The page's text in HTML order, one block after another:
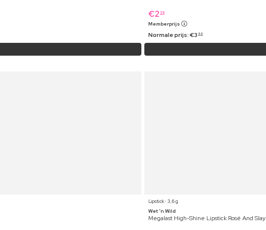
€2 39
Memberprijs
Normale prijs:€3 99
Lipstick ⋅ 3,6 g
Wet 'n Wild
Megalast High-Shine Lipstick Rosé And Slay